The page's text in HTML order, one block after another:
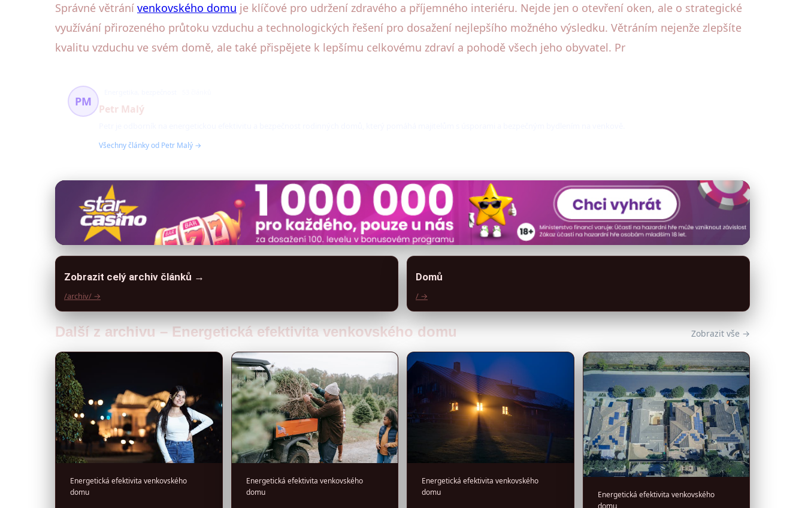
Správné větrání venkovského domu je klíčové pro udržení zdravého a příjemného interiéru. Nejde jen o otevření oken, ale o strategické
využívání přirozeného průtoku vzduchu a technologických řešení pro dosažení nejlepšího možného výsledku. Větráním nejenže zlepšíte
kvalitu vzduchu ve svém domě, ale také přispějete k lepšímu celkovému zdraví a pohodě všech jeho obyvatel. Pr
PM
Petr Malý
Všechny články od Petr Malý →
Zobrazit celý archiv článků →
/archiv/ →
Domů
/ →
Další z archivu – Energetická efektivita venkovského domu Zobrazit vše →
Energetická efektivita venkovského
domu
Energetická efektivita venkovského
domu
Energetická efektivita venkovského
domu
Energetická efektivita venkovského
domu